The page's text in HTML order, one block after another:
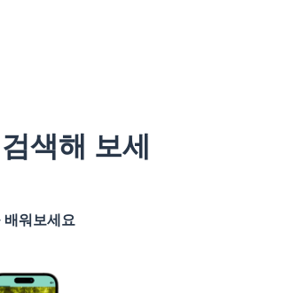
색해 보세
배워보세요